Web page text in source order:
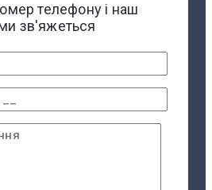
телефону і наш
зв'яжеться